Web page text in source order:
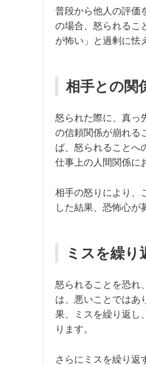
普段から他人の評価
の場合、怒られるこ
が怖い」と過剰に怯
相手との関
怒られた際に、真っ
の信頼関係が崩れる
ば、怒られることへ
仕事上の人間関係に
相手の怒りにより、
した結果、恐怖心が
ミスを繰り
怒られることを恐れ
は、悪いことではあ
果、ミスを繰り返し
ります。
さらにミスを繰り返